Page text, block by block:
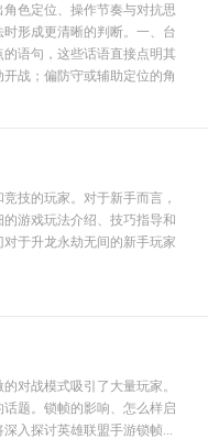
色定位、操作节奏与对抗思
形成更清晰的判断。一、台
语句，这些话语直接点明其
战；偏防守或辅助定位的角
技的玩家。对于新手而言，
游戏玩法介绍、技巧指导和
于升龙永劫无间的新手玩家
对战模式吸引了大量玩家。
题。锁帧的影响、怎么样启
入探讨英雄联盟手游锁帧...